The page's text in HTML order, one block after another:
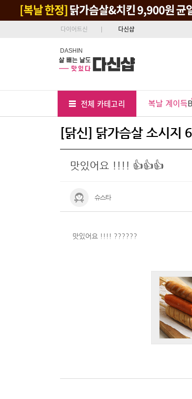
다이어트신 다신샵
DASHIN
전체 카테고리 복날 계이득
[닭신] 닭가슴살 소시지
맛있어요 !!!! 👍👍👍
슈스타
맛있어요 !!!! ??????